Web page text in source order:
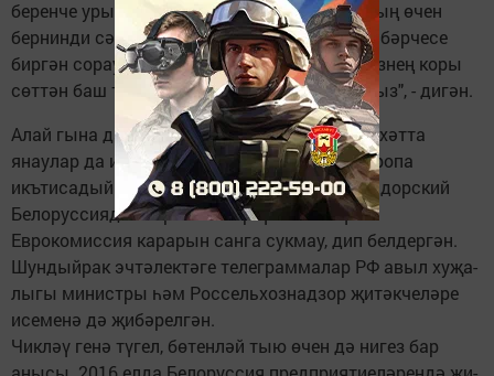
беренче урынбасары Леонид Маринич, мо­ның өчен
бернинди сәбәп тә юк, дип белдерә. ТАСС хә­бәрчесе
биргән сорауга да ул "Россиянең ни өчен безнең коры
сөттән баш тартуын һич кенә дә аңламыйбыз", - дигән.
Алай гына да түгел, инде кайбер кисәтүләр, хәтта
янаулар да ишетелгәли. Аерым алганда, Европа
икътисадый комиссиясе әгъзасы Сергей Сидорский
Белоруссиядән коры сөт кертүне чикләү -
Еврокомиссия карарын санга сукмау, дип белдергән.
Шундыйрак эчтәлектәге телеграммалар РФ авыл хуҗа­
лыгы министры һәм Рос­сельхознадзор җитәк­челәре
исе­менә дә җибәрелгән.
Чикләү генә түгел, бө­тен­ләй тыю өчен дә нигез бар